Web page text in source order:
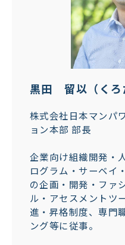
黒田 留以（くろ
株式会社日本マン
ョン本部 部長
企業向け組織開発・
ログラム・サーベイ
の企画・開発・ファ
ル・アセスメントツ
進・昇格制度、専門
ング等に従事。​